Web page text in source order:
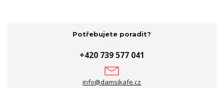
Potřebujete poradit?
+420 739 577 041
info@damsikafe.cz